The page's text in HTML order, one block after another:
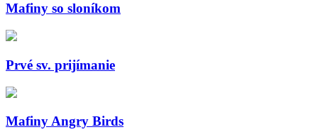
Mafiny so sloníkom
Prvé sv. prijímanie
Mafiny Angry Birds